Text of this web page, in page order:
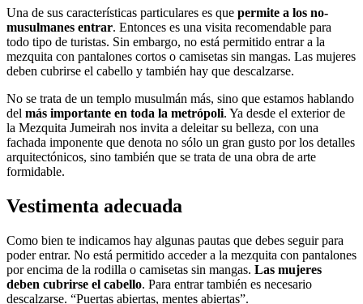
Una de sus características particulares es que permite a los no-
musulmanes entrar. Entonces es una visita recomendable para
todo tipo de turistas. Sin embargo, no está permitido entrar a la
mezquita con pantalones cortos o camisetas sin mangas. Las mujeres
deben cubrirse el cabello y también hay que descalzarse.
No se trata de un templo musulmán más, sino que estamos hablando
del más importante en toda la metrópoli. Ya desde el exterior de
la Mezquita Jumeirah nos invita a deleitar su belleza, con una
fachada imponente que denota no sólo un gran gusto por los detalles
arquitectónicos, sino también que se trata de una obra de arte
formidable.
Vestimenta adecuada
Como bien te indicamos hay algunas pautas que debes seguir para
poder entrar. No está permitido acceder a la mezquita con pantalones
por encima de la rodilla o camisetas sin mangas. Las mujeres
deben cubrirse el cabello. Para entrar también es necesario
descalzarse. “Puertas abiertas, mentes abiertas”.